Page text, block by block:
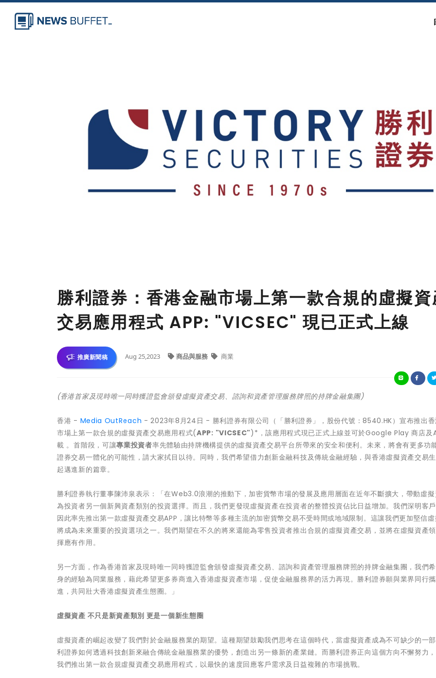
勝利證券：香港金融市場上第一款合規的虛擬資
交易應用程式 APP: "VICSEC" 現已正式上線
推廣新聞稿 Aug 25,2023 商品與服務 商業
(香港首家及現時唯一同時獲證監會頒發虛擬資產交易、諮詢和資產管理服務牌照的持牌金融集團)
香港 - Media OutReach - 2023年8月24日 - 勝利證券有限公司（「勝利證券」，股份代號：8540.HK）宣布推出
市場上第一款合規的虛擬資產交易應用程式(APP: "VICSEC")*，該應用程式現已正式上線並可於Google Play 商店及
載 。首階段，可讓專業投資者率先體驗由持牌機構提供的虛擬資產交易平台所帶來的安全和便利。未來，將會有更多功
證券交易一體化的可能性，請大家拭目以待。同時，我們希望借力創新金融科技及傳統金融經驗，與香港虛擬資產交易
起邁進新的篇章。
勝利證券執行董事陳沛泉表示：「在Web3.0浪潮的推動下，加密貨幣市場的發展及應用層面在近年不斷擴大，帶動虛
為投資者另一個新興資產類別的投資選擇。而且，我們更發現虛擬資產在投資者的整體投資佔比日益增加。我們深明客戶
因此率先推出第一款虛擬資產交易APP，讓比特幣等多種主流的加密貨幣交易不受時間或地域限制。這讓我們更加堅信
將成為未來重要的投資選項之一。我們期望在不久的將來還能為零售投資者推出合規的虛擬資產交易，並將在虛擬資產
揮應有作用。
另一方面，作為香港首家及現時唯一同時獲證監會頒發虛擬資產交易、諮詢和資產管理服務牌照的持牌金融集團，我們
身的經驗為同業服務，藉此希望更多券商進入香港虛擬資產市場，促使金融服務界的活力再現。勝利證券願與業界同行
進，共同壯大香港虛擬資產生態圈。」
虛擬資產 不只是新資產類別 更是一個新生態圈
虛擬資產的崛起改變了我們對於金融服務業的期望。這種期望鼓勵我們思考在這個時代，當虛擬資產成為不可缺少的一
利證券如何透過科技創新來融合傳統金融服務業的優勢，創造出另一條新的產業鏈。而勝利證券正向這個方向不懈努力，
我們推出第一款合規虛擬資產交易應用程式，以最快的速度回應客戶需求及日益複雜的市場挑戰。